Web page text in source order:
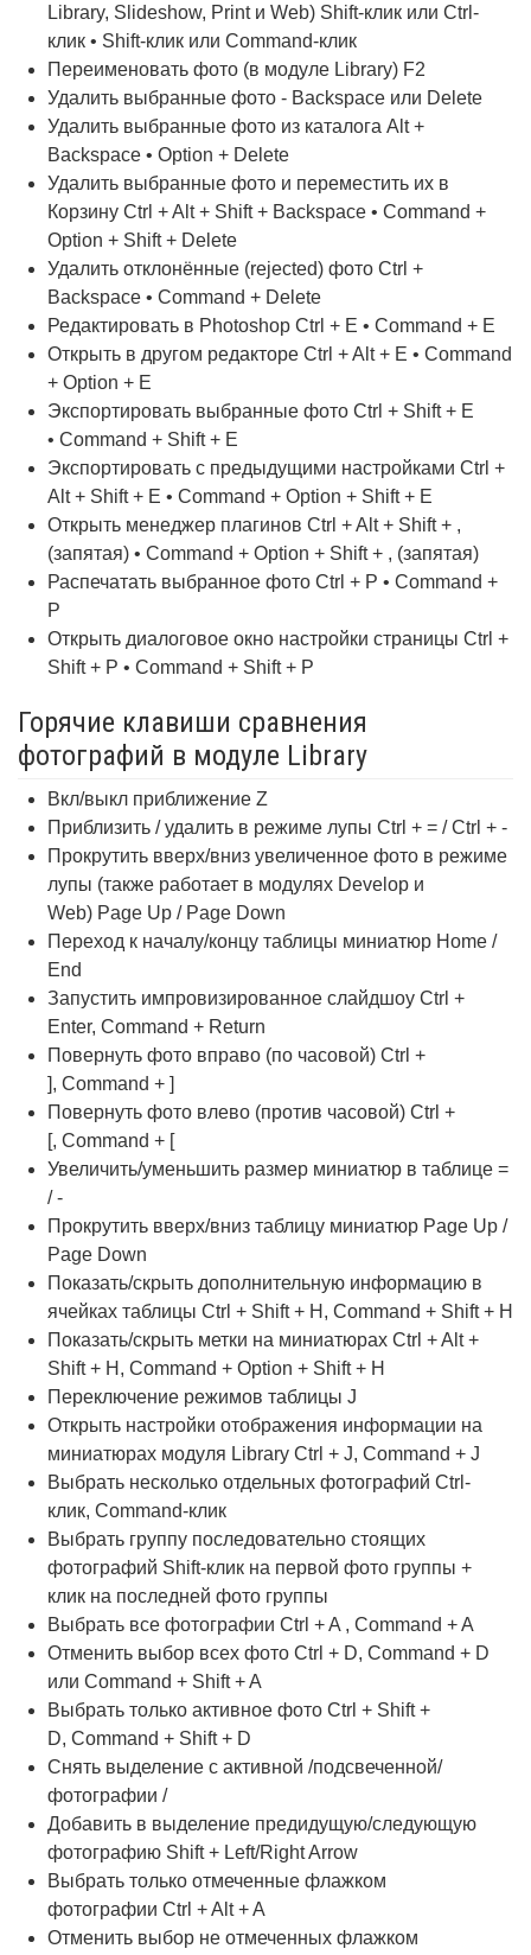
Library, Slideshow, Print и Web) Shift-клик или Ctrl-
клик • Shift-клик или Command-клик
Переименовать фото (в модуле Library) F2
Удалить выбранные фото - Backspace или Delete
Удалить выбранные фото из каталога Alt +
Backspace • Option + Delete
Удалить выбранные фото и переместить их в
Корзину Ctrl + Alt + Shift + Backspace • Command +
Option + Shift + Delete
Удалить отклонённые (rejected) фото Ctrl +
Backspace • Command + Delete
Редактировать в Photoshop Ctrl + E • Command + E
Открыть в другом редакторе Ctrl + Alt + E • Command
+ Option + E
Экспортировать выбранные фото Ctrl + Shift + E
• Command + Shift + E
Экспортировать с предыдущими настройками Ctrl +
Alt + Shift + E • Command + Option + Shift + E
Открыть менеджер плагинов Ctrl + Alt + Shift + ,
(запятая) • Command + Option + Shift + , (запятая)
Распечатать выбранное фото Ctrl + P • Command +
P
Открыть диалоговое окно настройки страницы Ctrl +
Shift + P • Command + Shift + P
Горячие клавиши сравнения
фотографий в модуле Library
Вкл/выкл приближение Z
Приблизить / удалить в режиме лупы Ctrl + = / Ctrl + -
Прокрутить вверх/вниз увеличенное фото в режиме
лупы (также работает в модулях Develop и
Web) Page Up / Page Down
Переход к началу/концу таблицы миниатюр Home /
End
Запустить импровизированное слайдшоу Ctrl +
Enter, Command + Return
Повернуть фото вправо (по часовой) Ctrl +
], Command + ]
Повернуть фото влево (против часовой) Ctrl +
[, Command + [
Увеличить/уменьшить размер миниатюр в таблице =
/ -
Прокрутить вверх/вниз таблицу миниатюр Page Up /
Page Down
Показать/скрыть дополнительную информацию в
ячейках таблицы Ctrl + Shift + H, Command + Shift + H
Показать/скрыть метки на миниатюрах Ctrl + Alt +
Shift + H, Command + Option + Shift + H
Переключение режимов таблицы J
Открыть настройки отображения информации на
миниатюрах модуля Library Ctrl + J, Command + J
Выбрать несколько отдельных фотографий Ctrl-
клик, Command-клик
Выбрать группу последовательно стоящих
фотографий Shift-клик на первой фото группы +
клик на последней фото группы
Выбрать все фотографии Ctrl + A , Command + A
Отменить выбор всех фото Ctrl + D, Command + D
или Command + Shift + A
Выбрать только активное фото Ctrl + Shift +
D, Command + Shift + D
Снять выделение с активной /подсвеченной/
фотографии /
Добавить в выделение предидущую/следующую
фотографию Shift + Left/Right Arrow
Выбрать только отмеченные флажком
фотографии Ctrl + Alt + A
Отменить выбор не отмеченных флажком